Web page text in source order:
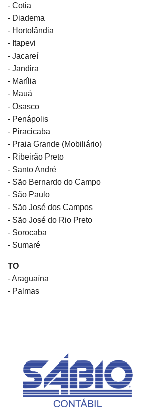
- Cotia
- Diadema
- Hortolândia
- Itapevi
- Jacareí
- Jandira
- Marília
- Mauá
- Osasco
- Penápolis
- Piracicaba
- Praia Grande (Mobiliário)
- Ribeirão Preto
- Santo André
- São Bernardo do Campo
- São Paulo
- São José dos Campos
- São José do Rio Preto
- Sorocaba
- Sumaré
TO
- Araguaína
- Palmas